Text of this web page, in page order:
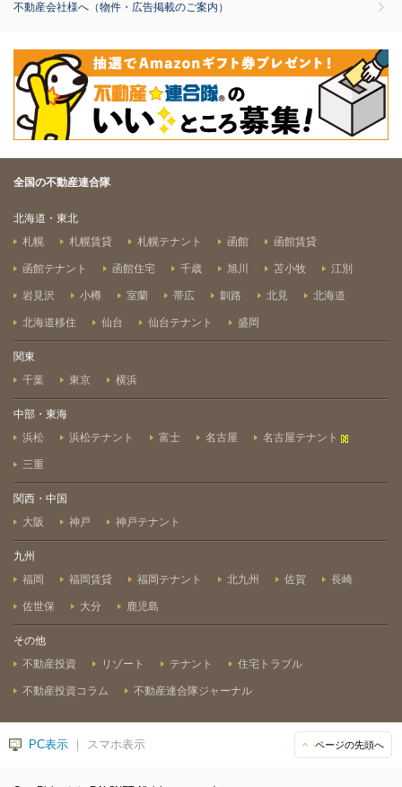
不動産会社様へ（物件・広告掲載のご案内）
全国の不動産連合隊
北海道・東北
札幌
札幌賃貸 札幌テナント 函館 函館賃貸
函館テナント 函館住宅 千歳 旭川 苫小牧 江別
岩見沢 小樽 室蘭 帯広 釧路 北見 北海道
北海道移住 仙台 仙台テナント 盛岡
関東
千葉
東京 横浜
中部・東海
浜松
浜松テナント 富士 名古屋 名古屋テナント
三重
関西・中国
大阪
神戸 神戸テナント
九州
福岡
福岡賃貸 福岡テナント 北九州 佐賀 長崎
佐世保 大分 鹿児島
その他
不動産投資
リゾート テナント 住宅トラブル
不動産投資コラム 不動産連合隊ジャーナル
PC表示 ｜ スマホ表示 ページの先頭へ